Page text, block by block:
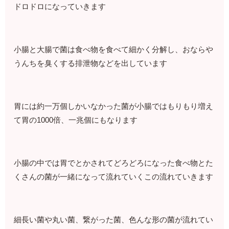
ドロドロになっていきます
小腸と大腸で菌は食べ物を食べて細かく分解し、おならや
うんちを臭くする排泄物などを出しています
胃には約一万個しかいなかった菌が小腸ではもりもり増え
て胃の1000倍、一兆個にもなります
小腸の中では胃でとかされてどろどろになった食べ物とた
くさんの菌が一緒になって流れていくこの流れていきます
細長い菌や丸い菌、繋がった菌、色んな形の菌が流れてい